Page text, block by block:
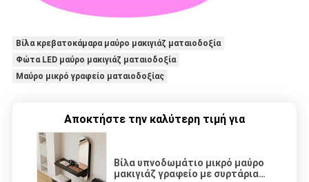
Βίλα κρεβατοκάμαρα μαύρο μακιγιάζ ματαιοδοξία
Φώτα LED μαύρο μακιγιάζ ματαιοδοξία
Μαύρο μικρό γραφείο ματαιοδοξίας
Αποκτήστε την καλύτερη τιμή για
Βίλα υπνοδωμάτιο μικρό μαύρο
μακιγιάζ γραφείο με συρτάρια